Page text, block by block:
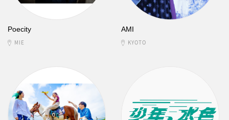
Poecity
MIE
AMI
KYOTO